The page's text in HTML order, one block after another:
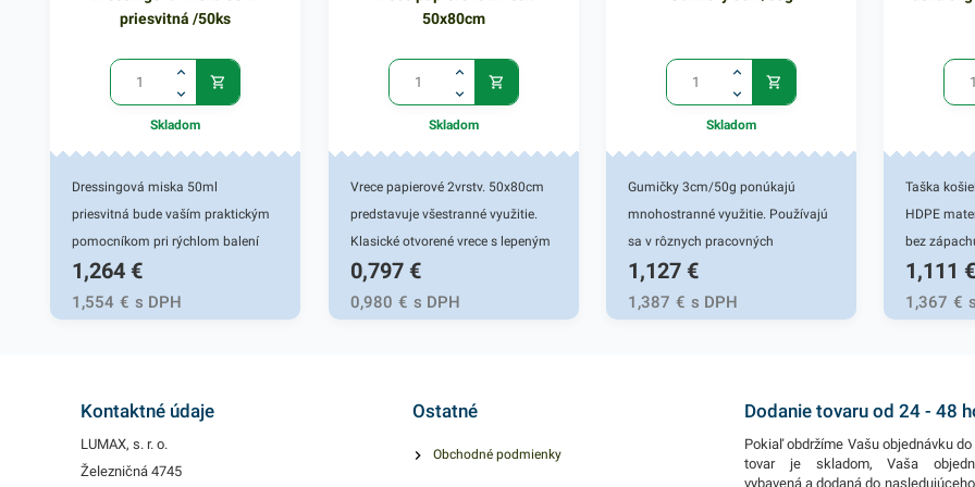
priesvitná /50ks
Skladom
Dressingová miska 50ml
priesvitná bude vaším praktickým
pomocníkom pri rýchlom balení
rôznych dressingov, omáčok či
iných tekutých marinád.
Predstavuje rýchle a prakticé
nachádza najmä v gastro
1,264 €
1,554 € s DPH
50x80cm
Skladom
Vrece papierové 2vrstv. 50x80cm
predstavuje všestranné využitie.
Klasické otvorené vrece s lepeným
dnom je vyrobené z pevného,
nebieleného 2-vrstvového papiera.
Svoje uplatnenie nájde v
Môže sa použiť aj ako odpadové
odovzdať ho na recykláciu do
0,797 €
0,980 € s DPH
Skladom
Gumičky 3cm/50g ponúkajú
mnohostranné využitie. Používajú
sa v rôznych pracovných
oblastiach ale aj pri univerzálnych
činnostiach vo vašej domácnosti.
Gumičky sú tiež vhodné do
kancelárií, školy, firiem, obchodov a
vysokou pružnosťou a praktickou
1,127 €
1,387 € s DPH
Taška
HDPE
bez
so širokým
výrobok nie
využiteľné
vhodnou
1,111 €
1,367 €
Kontaktné údaje
LUMAX, s. r. o.
Železničná 4745
Ostatné
Obchodné podmienky
Dodanie tovaru od 24 - 48
Pokiaľ obdržíme Vašu objednávku do
tovar je skladom, Vaša
vybavená a dodaná do